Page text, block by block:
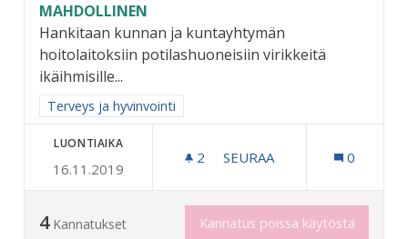
MAHDOLLINEN
Hankitaan kunnan ja kuntayhtymän
hoitolaitoksiin potilashuoneisiin virikkeitä
ikäihmisille...
Rajaa tulokset aihepiirin mukaan: Terveys ja hyvinvointi
Terveys ja hyvinvointi
LUONTIAIKA
16.11.2019
2 2 SEURAAJAA
SEURAA 0
4 Kannatukset Kannatus poissa käytöstä